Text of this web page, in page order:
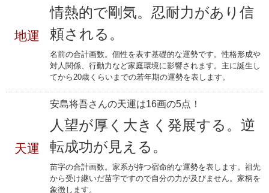
地運
情熱的で剛気。忍耐力があり信
頼される。
名前の合計画数。個性を表す基礎的な運勢です。性格形成や
対人関係、行動力など家庭環境に影響されます。主に誕生し
てから20歳くらいまでの若年期の運勢を表します。
天運
安島将吾さんの天運は16画の5点！
人望が厚く大きく発展する。逆
転成功が見える。
苗字の合計画数。家系が持つ宿命的な運勢を表します。祖先
から受け継いだ苗字ですので自分の力が及びません。家柄を
象徴します。